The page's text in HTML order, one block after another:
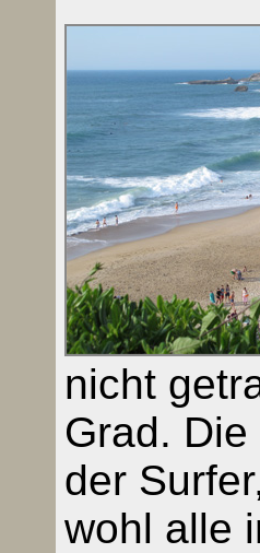
nicht
Grad.
der
wohl alle